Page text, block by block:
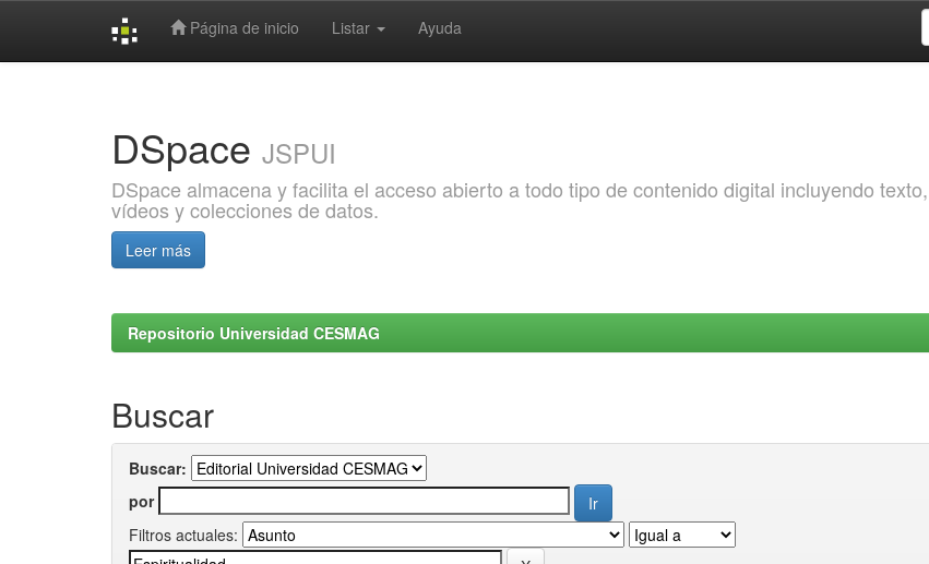
Página de inicio Listar Ayuda
DSpace JSPUI
DSpace almacena y facilita el acceso abierto a todo tipo de contenido digital incluyendo
vídeos y colecciones de datos.
Leer más
Repositorio Universidad CESMAG
Buscar
Buscar:
por
Filtros actuales: